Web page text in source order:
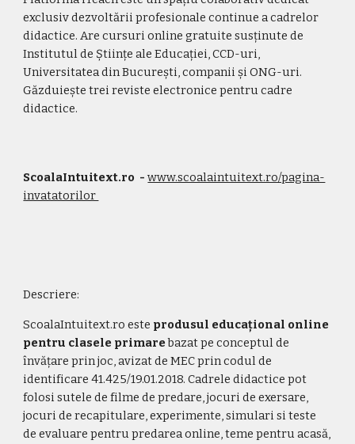
exclusiv dezvoltării profesionale continue a cadrelor
didactice. Are cursuri online gratuite susținute de
Institutul de Științe ale Educației, CCD-uri,
Universitatea din București, companii și ONG-uri.
Găzduiește trei reviste electronice pentru cadre
didactice.
ScoalaIntuitext.ro - www.scoalaintuitext.ro/pagina-
invatatorilor
Descriere:
ScoalaIntuitext.ro este produsul educațional online
pentru clasele primare bazat pe conceptul de
învățare prin joc, avizat de MEC prin codul de
identificare 41.425/19.01.2018. Cadrele didactice pot
folosi sutele de filme de predare, jocuri de exersare,
jocuri de recapitulare, experimente, simulari si teste
de evaluare pentru predarea online, teme pentru acasă,